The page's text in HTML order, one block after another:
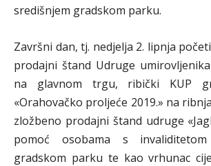
središnjem gradskom parku.
Završni dan, tj. nedjelja 2. lipnja
prodajni štand Udruge
na glavnom trgu, ribički KUP
«Orahovačko proljeće 2019.» na
zložbeno prodajni štand udruge
pomoć osobama s
gradskom parku te kao vrhunac